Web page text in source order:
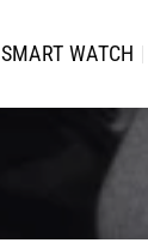
SMART WATCH